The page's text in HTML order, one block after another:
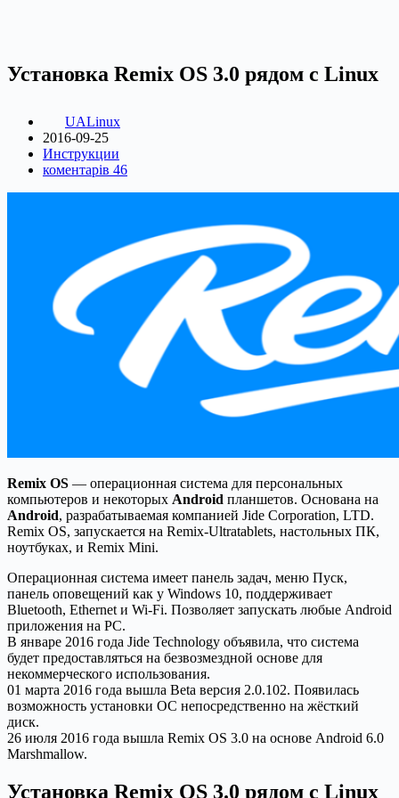
Установка Remix OS 3.0 рядом с Linux
UALinux
2016-09-25
Инструкции
коментарів 46
Remix OS — операционная система для персональных
компьютеров и некоторых Android планшетов. Основана на
Android, разрабатываемая компанией Jide Corporation, LTD.
Remix OS, запускается на Remix-Ultratablets, настольных ПК,
ноутбуках, и Remix Mini.
Операционная система имеет панель задач, меню Пуск,
панель оповещений как у Windows 10, поддерживает
Bluetooth, Ethernet и Wi-Fi. Позволяет запускать любые Android
приложения на PC.
В январе 2016 года Jide Technology объявила, что система
будет предоставляться на безвозмездной основе для
некоммерческого использования.
01 марта 2016 года вышла Beta версия 2.0.102. Появилась
возможность установки ОС непосредственно на жёсткий
диск.
26 июля 2016 года вышла Remix OS 3.0 на основе Android 6.0
Marshmallow.
Установка Remix OS 3.0 рядом с Linux